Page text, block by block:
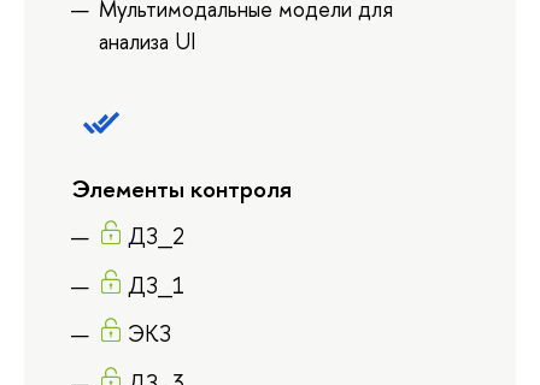
Мультимодальные модели для
анализа UI
Элементы контроля
ДЗ_2
ДЗ_1
ЭКЗ